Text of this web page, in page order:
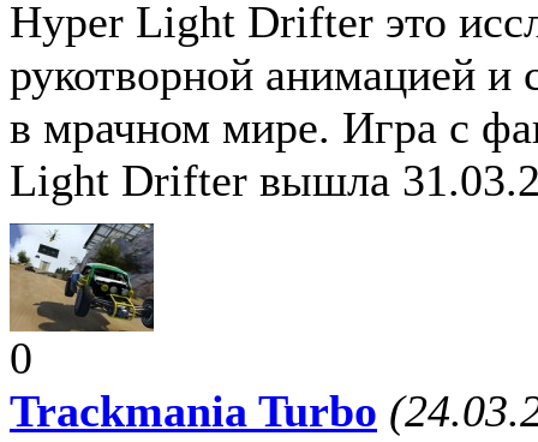
Hyper Light Drifter это
рукотворной анимацией
в мрачном мире. Игра с
Light Drifter вышла
0
Trackmania Turbo